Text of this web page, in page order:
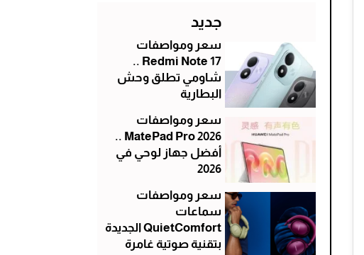
جديد
سعر ومواصفات
Redmi Note 17 ..
شاومي تطلق وحش
البطارية
سعر ومواصفات
MatePad Pro 2026 ..
أفضل جهاز لوحي في
2026
سعر ومواصفات
سماعات
QuietComfort الجديدة
بتقنية صوتية غامرة